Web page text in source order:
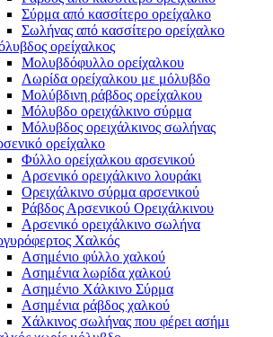
Σύρμα από κασσίτερο ορείχαλκο
Σωλήνας από κασσίτερο ορείχαλκο
ορείχαλκος
Μολυβδόφυλλο ορείχαλκου
Λωρίδα ορείχαλκου με μόλυβδο
Μολύβδινη ράβδος ορείχαλκου
Μόλυβδο ορειχάλκινο σύρμα
Μόλυβδος ορειχάλκινος σωλήνας
ορείχαλκο
Φύλλο ορείχαλκου αρσενικού
Αρσενικό ορειχάλκινο λουράκι
Ορειχάλκινο σύρμα αρσενικού
Ράβδος Αρσενικού Ορειχάλκινου
Αρσενικό ορειχάλκινο σωλήνα
Χαλκός
Ασημένιο φύλλο χαλκού
Ασημένια λωρίδα χαλκού
Ασημένιο Χάλκινο Σύρμα
Ασημένια ράβδος χαλκού
Χάλκινος σωλήνας που φέρει ασήμι